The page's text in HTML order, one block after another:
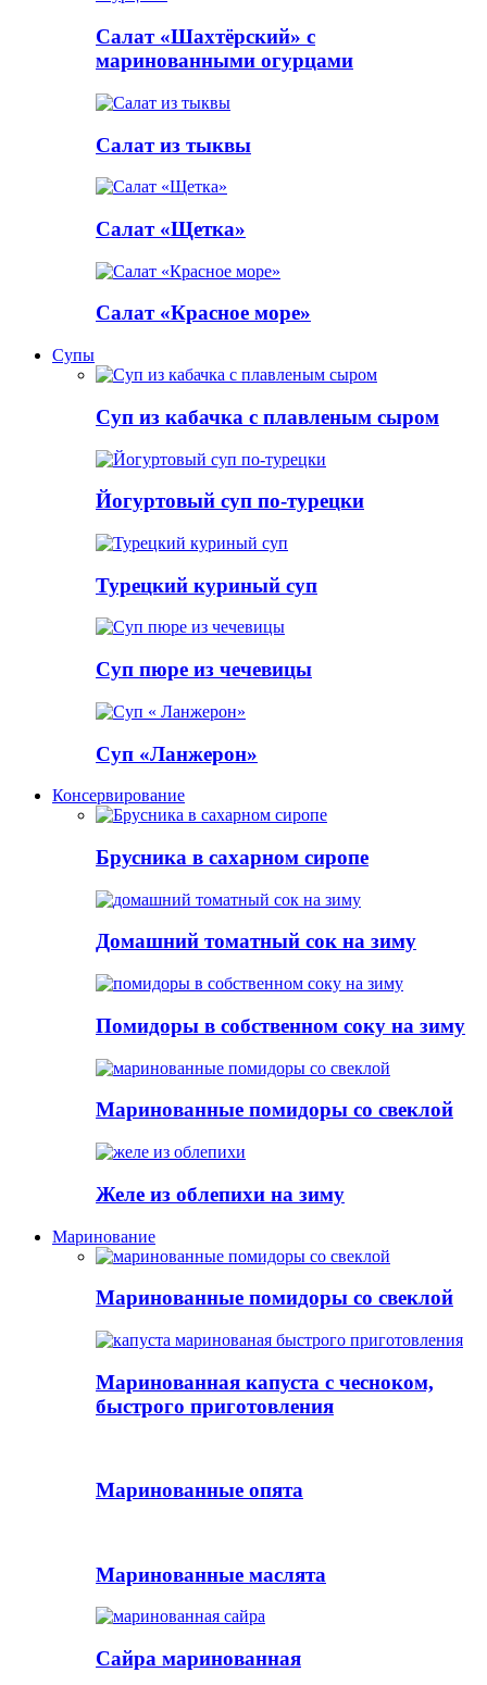
Салат «Шахтёрский» с
маринованными огурцами
Салат из тыквы
Салат «Щетка»
Салат «Красное море»
Супы
Суп из кабачка с плавленым сыром
Йогуртовый суп по-турецки
Турецкий куриный суп
Суп пюре из чечевицы
Суп «Ланжерон»
Консервирование
Брусника в сахарном сиропе
Домашний томатный сок на зиму
Помидоры в собственном соку на зиму
Маринованные помидоры со свеклой
Желе из облепихи на зиму
Маринование
Маринованные помидоры со свеклой
Маринованная капуста с чесноком,
быстрого приготовления
Маринованные опята
Маринованные маслята
Сайра маринованная